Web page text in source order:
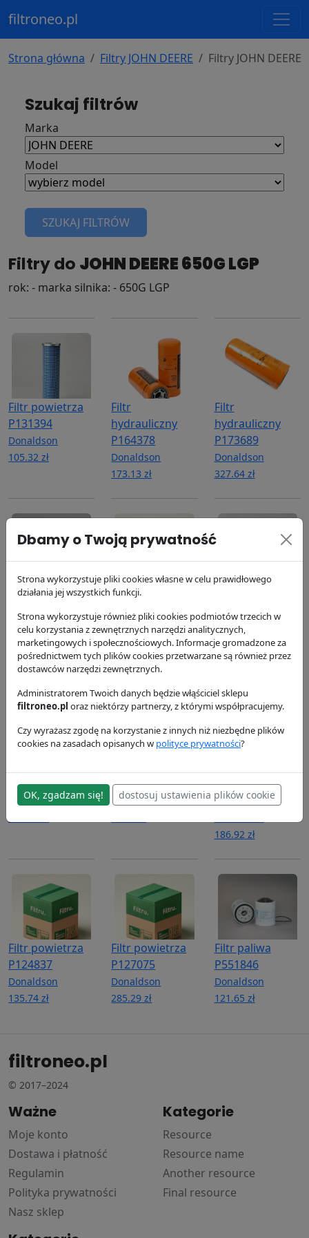
filtroneo.pl
Strona główna Filtry JOHN DEERE Filtry JOHN DEERE
Szukaj filtrów
Marka
Model
SZUKAJ FILTRÓW
Filtry do JOHN DEERE 650G LGP
rok: - marka silnika: - 650G LGP
Filtr powietrza
P131394
Donaldson
105.32 zł
Filtr
hydrauliczny
P164378
Donaldson
173.13 zł
Filtr
hydrauliczny
P173689
Donaldson
327.64 zł
Filtr powietrza
P181163
Donaldson
184.71 zł
Filtr oleju
Donaldson
38.88 zł
Filtr paliwa
Donaldson
28.01 zł
P551130
Donaldson
P551352
Donaldson
hydrauliczny
P569383
186.92 zł
Filtr powietrza
P124837
Donaldson
135.74 zł
Filtr powietrza
P127075
Donaldson
285.29 zł
Filtr paliwa
P551846
Donaldson
121.65 zł
filtroneo.pl
© 2017–2024
Ważne
Moje konto
Dostawa i płatność
Regulamin
Polityka prywatności
Nasz sklep
Kategorie
Resource
Resource name
Another resource
Final resource
Dbamy o Twoją prywatność
Strona wykorzystuje pliki cookies własne w celu prawidłowego
działania jej wszystkich funkcji.
Strona wykorzystuje również pliki cookies podmiotów trzecich w
celu korzystania z zewnętrznych narzędzi analitycznych,
marketingowych i społecznościowych. Informacje gromadzone za
pośrednictwem tych plików cookies przetwarzane są również przez
dostawców narzędzi zewnętrznych.
Administratorem Twoich danych będzie włąściciel sklepu
filtroneo.pl oraz niektórzy partnerzy, z którymi współpracujemy.
Czy wyrażasz zgodę na korzystanie z innych niż niezbędne plików
cookies na zasadach opisanych w polityce prywatności?
OK, zgadzam się! dostosuj ustawienia plików cookie